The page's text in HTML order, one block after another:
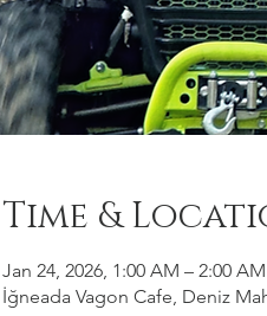
Time &
Jan 24, 2026, 1:00 AM – 2:00 AM
İğneada Vagon Cafe, Deniz